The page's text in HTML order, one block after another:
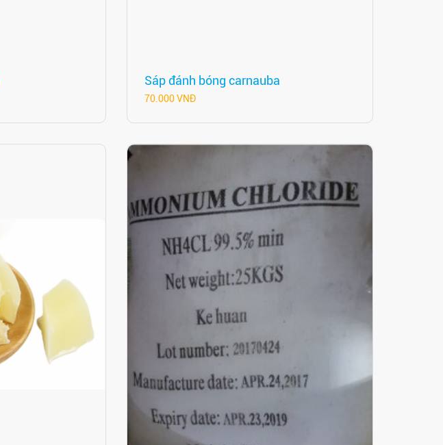
Sáp đánh bóng carnauba
70.000 VNĐ